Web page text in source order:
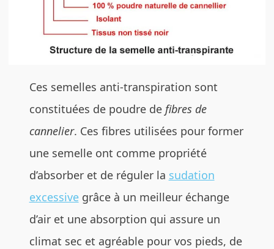
Ces semelles anti-transpiration sont
constituées de poudre de fibres de
cannelier. Ces fibres utilisées pour former
une semelle ont comme propriété
d’absorber et de réguler la sudation
excessivegrâce à un meilleur échange
d’air et une absorption qui assure un
climat sec et agréable pour vos pieds, de